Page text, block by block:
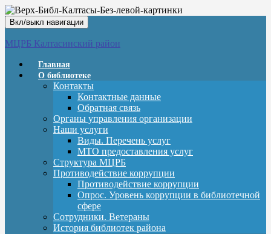
Вкл/выкл навигации
МЦРБ Калтасинский район
Главная
О библиотеке
Контакты
Контактные данные
Обратная связь
Органы управления организации
Наши услуги
Виды. Перечень услуг
МТО предоставления услуг
Структура МЦРБ
Противодействие коррупции
Противодействие коррупции
Опрос. Уровень коррупции в библиотечной
сфере
Сотрудники. Ветераны
История библиотек района